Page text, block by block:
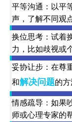
平等沟通：以平
声，了解不同观
换位思考：试着
力，比如歧视或
妥协让步：在尊
和解决问题的
情感疏导：如果
师或心理专家的